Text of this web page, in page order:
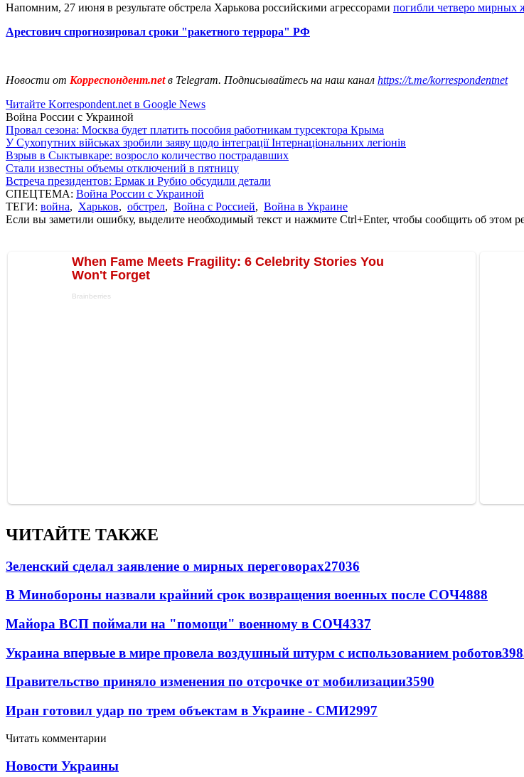
Напомним, 27 июня в результате обстрела Харькова российскими агрессорами погибли четверо мирных
Арестович спрогнозировал сроки "ракетного террора" РФ
Новости от Корреспондент.netв Telegram. Подписывайтесь на наш канал https://t.me/korrespondentnet
Читайте Korrespondent.net в Google News
Война России с Украиной
Провал сезона: Москва будет платить пособия работникам турсектора Крыма
У Сухопутних військах зробили заяву щодо інтеграції Інтернаціональних легіонів
Взрыв в Сыктывкаре: возросло количество пострадавших
Стали известны объемы отключений в пятницу
Встреча президентов: Ермак и Рубио обсудили детали
СПЕЦТЕМА: Война России с Украиной
ТЕГИ: война, Харьков, обстрел, Война с Россией, Война в Украине
Если вы заметили ошибку, выделите необходимый текст и нажмите Ctrl+Enter, чтобы сообщить об этом
ЧИТАЙТЕ ТАКЖЕ
Зеленский сделал заявление о мирных переговорах27036
В Минобороны назвали крайний срок возвращения военных после СОЧ4888
Майора ВСП поймали на "помощи" военному в СОЧ4337
Украина впервые в мире провела воздушный штурм с использованием роботов
Правительство приняло изменения по отсрочке от мобилизации3590
Иран готовил удар по трем объектам в Украине - СМИ2997
Читать комментарии
Новости Украины